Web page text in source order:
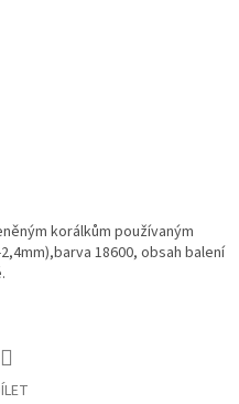
korálkům používaným
18600, obsah balení